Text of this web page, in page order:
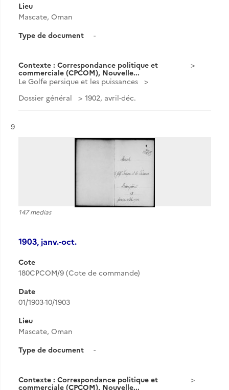
Lieu
Mascate, Oman
Type de document
-
Contexte : Correspondance politique et
commerciale (CPCOM), Nouvelle...
Le Golfe persique et les puissances
Dossier général
1902, avril-déc.
Résultat n°
9
147 medias
1903, janv.-oct.
Cote
180CPCOM/9 (Cote de commande)
Date
01/1903-10/1903
Lieu
Mascate, Oman
Type de document
-
Contexte : Correspondance politique et
commerciale (CPCOM), Nouvelle...